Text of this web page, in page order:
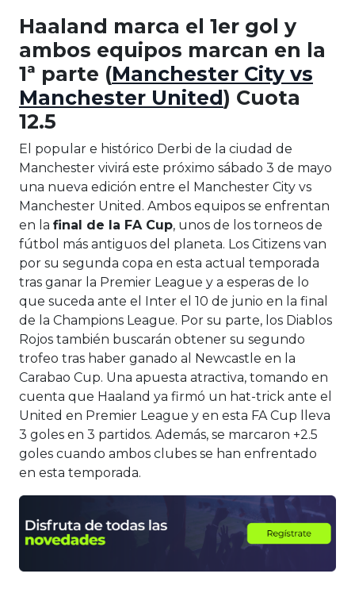
Haaland marca el 1er gol y
ambos equipos marcan en la
1ª parte (Manchester City vs
Manchester United) Cuota
12.5
El popular e histórico Derbi de la ciudad de
Manchester vivirá este próximo sábado 3 de mayo
una nueva edición entre el Manchester City vs
Manchester United. Ambos equipos se enfrentan
en la final de la FA Cup, unos de los torneos de
fútbol más antiguos del planeta. Los Citizens van
por su segunda copa en esta actual temporada
tras ganar la Premier League y a esperas de lo
que suceda ante el Inter el 10 de junio en la final
de la Champions League. Por su parte, los Diablos
Rojos también buscarán obtener su segundo
trofeo tras haber ganado al Newcastle en la
Carabao Cup. Una apuesta atractiva, tomando en
cuenta que Haaland ya firmó un hat-trick ante el
United en Premier League y en esta FA Cup lleva
3 goles en 3 partidos. Además, se marcaron +2.5
goles cuando ambos clubes se han enfrentado
en esta temporada.